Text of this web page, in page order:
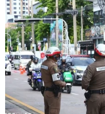
Hai cháu bé được đưa
Bác sỹ Ma Trung
viện Đa khoa khu vực
cho biết, các y bác